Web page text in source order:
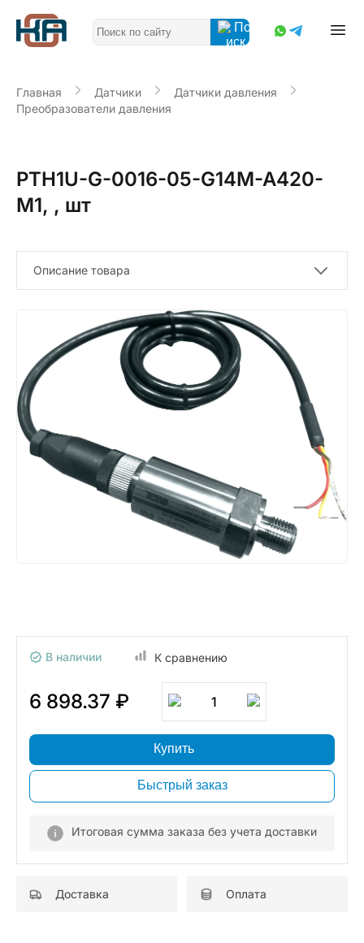
Главная Датчики
Датчики давления
Преобразователи давления
PTH1U-G-0016-05-G14M-A420-
M1, , шт
Описание товара
В наличии К сравнению
6 898.37 ₽ 1
Купить
Быстрый заказ
Итоговая сумма заказа без учета доставки
Доставка Оплата